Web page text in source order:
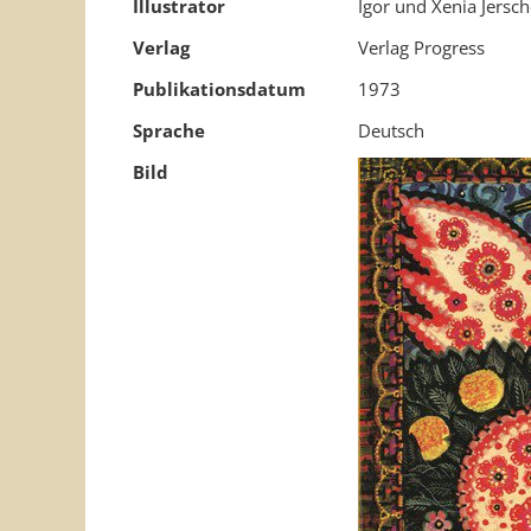
Illustrator
Igor und Xenia
Verlag
Verlag Progress
Publikationsdatum
1973
Sprache
Deutsch
Bild